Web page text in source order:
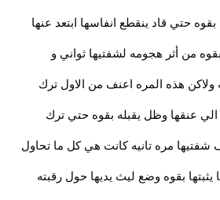
حتي قاد ينقطع انفاسها ابتعد عنها
من أثر هجومه لشفتيها ثواني و
ولاكن هذه المره اعنف من الاول ترك
الي عنقها وظل يقبله بقوه حتي ترك
مره تانيه كانت هي كل ما تحاول
بقوه وضع ليث يديها حول رقبته